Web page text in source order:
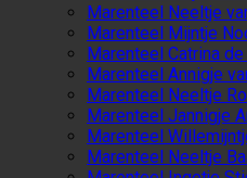
Marenteel Neeltje
Marenteel Mijntje
Marenteel Catrina
Marenteel Annigje
Marenteel Neeltje
Marenteel Jannigje
Marenteel
Marenteel Neeltje